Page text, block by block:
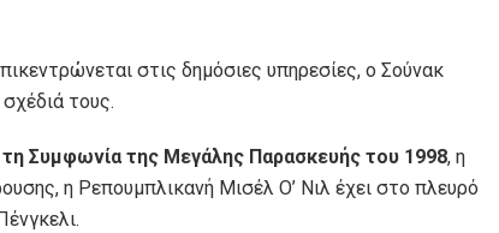
στις δημόσιες υπηρεσίες, ο Σούνακ
τους.
Συμφωνία της Μεγάλης Παρασκευής του 1998, η
η Ρεπουμπλικανή Μισέλ Ο’ Νιλ έχει στο πλευρό